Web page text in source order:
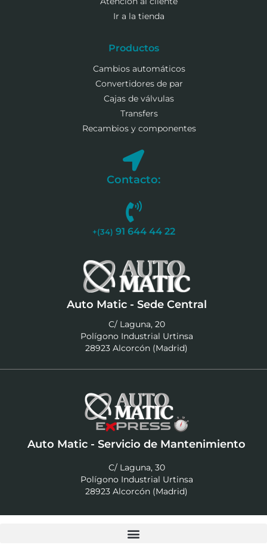
Ir a la tienda
Productos
Cambios automáticos
Convertidores de par
Cajas de válvulas
Transfers
Recambios y componentes
Contacto:
+(34) 91 644 44 22
Auto Matic - Sede Central
C/ Laguna, 20
Polígono Industrial Urtinsa
28923 Alcorcón (Madrid)
Auto Matic - Servicio de Mantenimiento
C/ Laguna, 30
Polígono Industrial Urtinsa
28923 Alcorcón (Madrid)